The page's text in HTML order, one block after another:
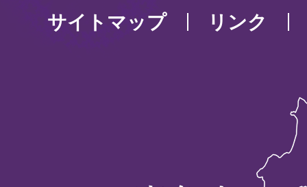
サイトマップ
リンク